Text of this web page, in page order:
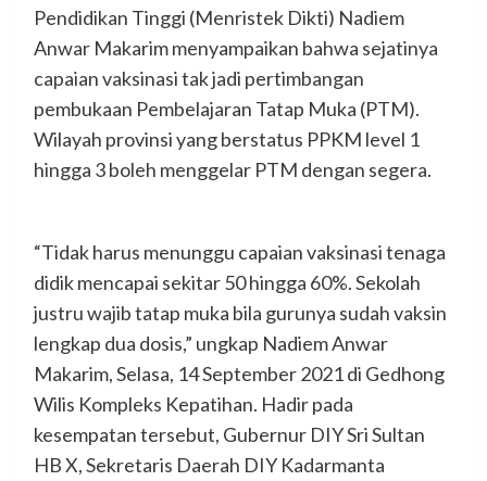
Pendidikan Tinggi (Menristek Dikti) Nadiem
Anwar Makarim menyampaikan bahwa sejatinya
capaian vaksinasi tak jadi pertimbangan
pembukaan Pembelajaran Tatap Muka (PTM).
Wilayah provinsi yang berstatus PPKM level 1
hingga 3 boleh menggelar PTM dengan segera.
“Tidak harus menunggu capaian vaksinasi tenaga
didik mencapai sekitar 50 hingga 60%. Sekolah
justru wajib tatap muka bila gurunya sudah vaksin
lengkap dua dosis,” ungkap Nadiem Anwar
Makarim, Selasa, 14 September 2021 di Gedhong
Wilis Kompleks Kepatihan. Hadir pada
kesempatan tersebut, Gubernur DIY Sri Sultan
HB X, Sekretaris Daerah DIY Kadarmanta